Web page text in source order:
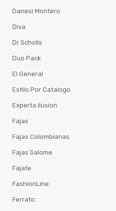
Danesi Montero
Diva
Dr Scholls
Duo Pack
El General
Estilo Por Catalogo
Experta ilusion
Fajas
Fajas Colombianas
Fajas Salome
Fajate
FashionLine
Ferrato